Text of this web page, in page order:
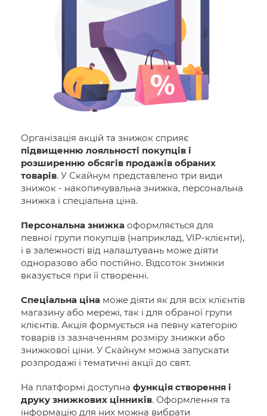
Організація акцій та знижок сприяє
підвищенню лояльності покупців і
розширенню обсягів продажів обраних
товарів. У Скайнум представлено три види
знижок - накопичувальна знижка, персональна
знижка і спеціальна ціна.
Персональна знижка оформляється для
певної групи покупців (наприклад, VIP-клієнти),
і в залежності від налаштувань може діяти
одноразово або постійно. Відсоток знижки
вказується при її створенні.
Спеціальна ціна може діяти як для всіх клієнтів
магазину або мережі, так і для обраної групи
клієнтів. Акція формується на певну категорію
товарів із зазначенням розміру знижки або
знижкової ціни. У Скайнум можна запускати
розпродажі і тематичні акції до свят.
На платформі доступна функція створення і
друку знижкових цінників. Оформлення та
інформацію для них можна вибрати